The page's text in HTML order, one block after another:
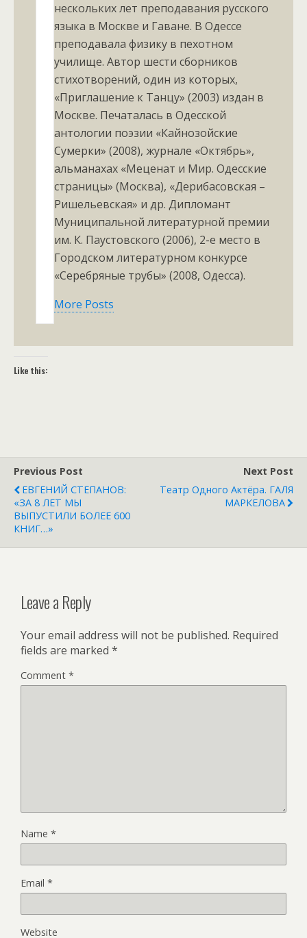
нескольких лет преподавания русского
языка в Москве и Гаване. В Одессе
преподавала физику в пехотном
училище. Автор шести сборников
стихотворений, один из которых,
«Приглашение к Танцу» (2003) издан в
Москве. Печаталась в Одесской
антологии поэзии «Кайнозойские
Сумерки» (2008), журнале «Октябрь»,
альманахах «Меценат и Мир. Одесские
страницы» (Москва), «Дерибасовская –
Ришельевская» и др. Дипломант
Муниципальной литературной премии
им. К. Паустовского (2006), 2-е место в
Городском литературном конкурсе
«Серебряные трубы» (2008, Одесса).
More Posts
Like this:
Previous Post
ЕВГЕНИЙ СТЕПАНОВ:
«ЗА 8 ЛЕТ МЫ
ВЫПУСТИЛИ БОЛЕЕ 600
КНИГ…»
Next Post
Театр Одного Актёра. ГАЛЯ
МАРКЕЛОВА
Leave a Reply
Your email address will not be published. Required
fields are marked *
Comment *
Name *
Email *
Website